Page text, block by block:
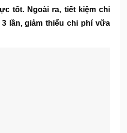
tốt. Ngoài ra, tiết kiệm chi
lần, giảm thiểu chi phí vữa